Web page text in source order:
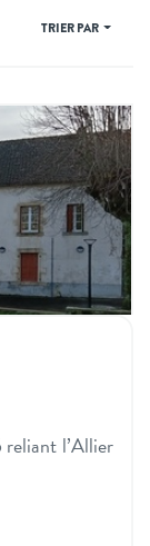
TRIER PAR
l’Allier